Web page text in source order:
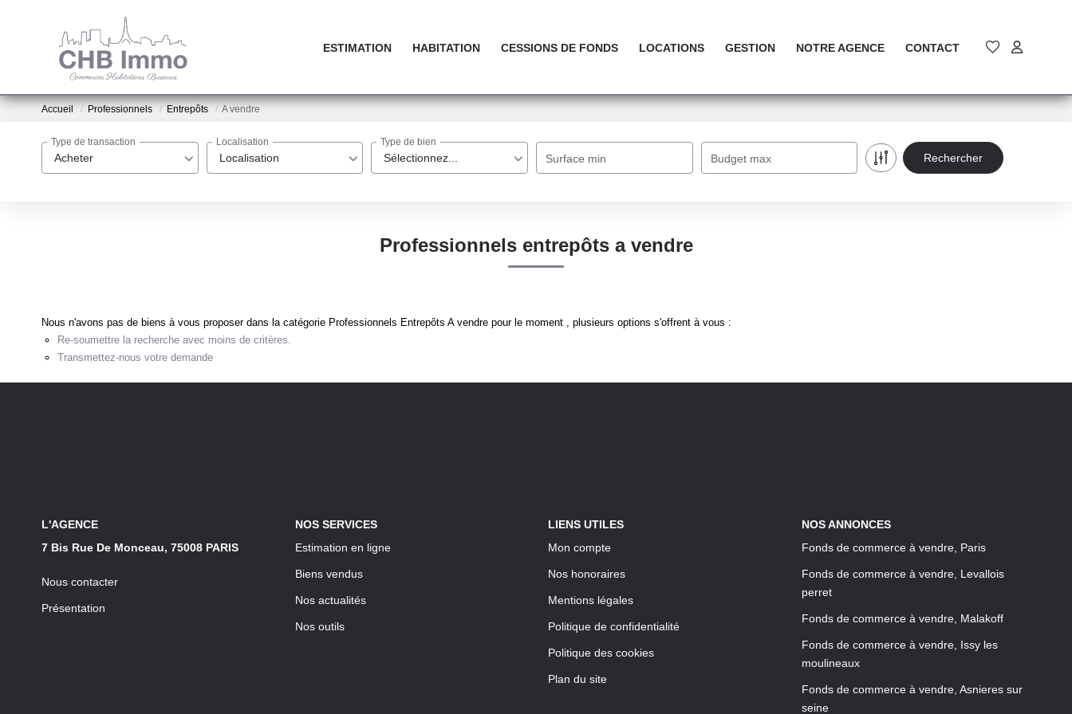
ESTIMATION HABITATION CESSIONS DE FONDS LOCATIONS GESTION NOTRE AGENCE CONTACT
Accueil Professionnels Entrepôts A vendre
Acheter
Type de transaction
Localisation
Localisation
Sélectionnez...
Type de bien
Surface min Budget max
Professionnels entrepôts a vendre
Nous n'avons pas de biens à vous proposer dans la catégorie Professionnels Entrepôts A vendre pour le moment , plusieurs options s'offrent à vous :
Re-soumettre la recherche avec moins de critères.
Transmettez-nous votre demande
L'AGENCE
7 Bis Rue De Monceau, 75008 PARIS
Nous contacter
Présentation
NOS SERVICES
Estimation en ligne
Biens vendus
Nos actualités
Nos outils
LIENS UTILES
Mon compte
Nos honoraires
Mentions légales
Politique de confidentialité
Politique des cookies
Plan du site
NOS ANNONCES
Fonds de commerce à vendre, Paris
Fonds de commerce à vendre, Levallois
perret
Fonds de commerce à vendre, Malakoff
Fonds de commerce à vendre, Issy les
moulineaux
Fonds de commerce à vendre, Asnieres sur
seine